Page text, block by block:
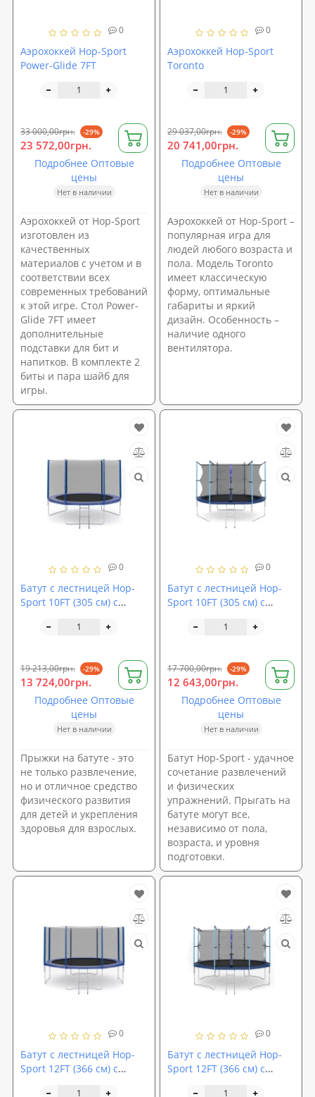
0
Аэрохоккей Hop-Sport
Power-Glide 7FT
33 000,00грн. -29%
23 572,00грн.
Подробнее Оптовые
цены
Нет в наличии
Аэрохоккей от Hop-Sport
изготовлен из
качественных
материалов с учетом и в
соответствии всех
современных требований
к этой игре. Стол Power-
Glide 7FT имеет
дополнительные
подставки для бит и
напитков. В комплекте 2
биты и пара шайб для
игры.
0
Аэрохоккей Hop-Sport
Toronto
29 037,00грн. -29%
20 741,00грн.
Подробнее Оптовые
цены
Нет в наличии
Аэрохоккей от Hop-Sport –
популярная игра для
людей любого возраста и
пола. Модель Toronto
имеет классическую
форму, оптимальные
габариты и яркий
дизайн. Особенность –
наличие одного
вентилятора.
0
Батут с лестницей Hop-
Sport 10FT (305 см) с
19 213,00грн. -29%
13 724,00грн.
Подробнее Оптовые
цены
Нет в наличии
Прыжки на батуте - это
не только развлечение,
но и отличное средство
физического развития
для детей и укрепления
здоровья для взрослых.
0
Батут с лестницей Hop-
Sport 10FT (305 см) с
17 700,00грн. -29%
12 643,00грн.
Подробнее Оптовые
цены
Нет в наличии
Батут Hop-Sport - удачное
сочетание развлечений
и физических
упражнений. Прыгать на
батуте могут все,
независимо от пола,
возраста, и уровня
подготовки.
0
Батут с лестницей Hop-
Sport 12FT (366 см) с
0
Батут с лестницей Hop-
Sport 12FT (366 см) с